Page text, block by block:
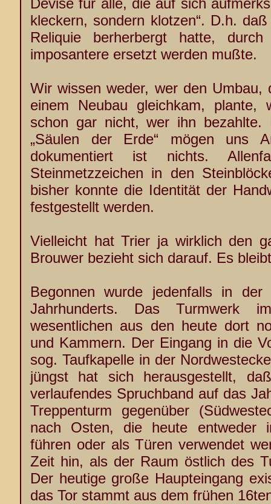
Devise für alle, die auf sich
kleckern, sondern klotzen“. D.h.
Reliquie berherbergt hatte,
imposantere ersetzt werden mußte.
Wir wissen weder, wer den
einem Neubau gleichkam, plante,
schon gar nicht, wer ihn bezahlte.
„Säulen der Erde“ mögen uns
dokumentiert ist nichts.
Steinmetzzeichen in den
bisher konnte die Identität der
festgestellt werden.
Vielleicht hat Trier ja wirklich den
Brouwer bezieht sich darauf. Es
Begonnen wurde jedenfalls in
Jahrhunderts. Das Turmwerk
wesentlichen aus den heute dort
und Kammern. Der Eingang in die
sog. Taufkapelle in der
jüngst hat sich herausgestellt,
verlaufendes Spruchband auf das
Treppenturm gegenüber
nach Osten, die heute entweder
führen oder als Türen verwendet
Zeit hin, als der Raum östlich des
Der heutige große Haupteingang
das Tor stammt aus dem frühen